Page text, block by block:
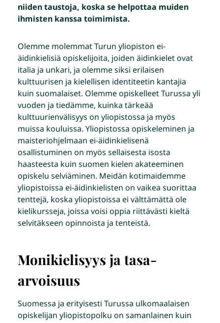
niiden taustoja, koska se helpottaa muiden
ihmisten kanssa toimimista.
Olemme molemmat Turun yliopiston ei-
äidinkielisiä opiskelijoita, joiden äidinkielet ovat
italia ja unkari, ja olemme siksi erilaisen
kulttuurisen ja kielellisen identiteetin kantajia
kuin suomalaiset. Olemme opiskelleet Turussa yli
vuoden ja tiedämme, kuinka tärkeää
kulttuurienvälisyys on yliopistossa ja myös
muissa kouluissa. Yliopistossa opiskeleminen ja
maisteriohjelmaan ei-äidinkielisenä
osallistuminen on myös sellaisesta isosta
haasteesta kuin suomen kielen akateeminen
opiskelu selviäminen. Meidän kotimaidemme
yliopistoissa ei-äidinkielisten on vaikea suorittaa
tenttejä, koska yliopistoissa ei välttämättä ole
kielikursseja, joissa voisi oppia riittävästi kieltä
selvitäkseen opinnoista ja tenteistä.
Monikielisyys ja tasa-
arvoisuus
Suomessa ja erityisesti Turussa ulkomaalaisen
opiskelijan yliopistopolku on samanlainen kuin